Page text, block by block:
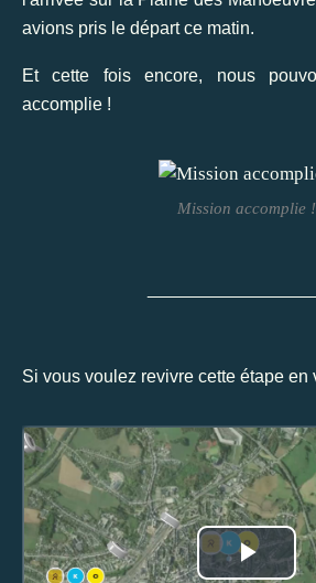
avions pris le départ ce matin.
Et cette fois encore, nous
accomplie !
Mission accomplie !
Si vous voulez revivre cette étape en